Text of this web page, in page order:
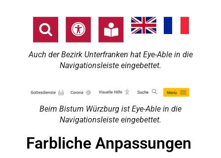
Auch der Bezirk Unterfranken hat Eye-Able in die
Navigationsleiste eingebettet.
Beim Bistum Würzburg ist Eye-Able in die
Navigationsleiste eingebettet.
Farbliche Anpassungen